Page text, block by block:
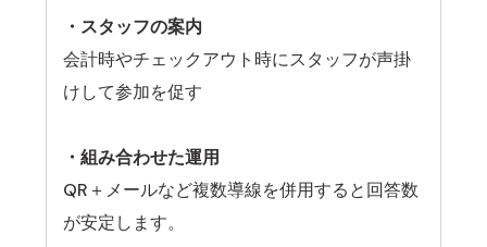
・スタッフの案内
会計時やチェックアウト時にスタッフが声掛
けして参加を促す
・組み合わせた運用
QR＋メールなど複数導線を併用すると回答数
が安定します。